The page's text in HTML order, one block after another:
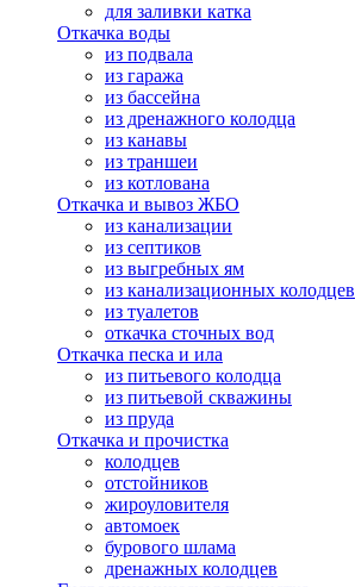
для заливки катка
Откачка воды
из подвала
из гаража
из бассейна
из дренажного колодца
из канавы
из траншеи
из котлована
Откачка и вывоз ЖБО
из канализации
из септиков
из выгребных ям
из канализационных колодцев
из туалетов
откачка сточных вод
Откачка песка и ила
из питьевого колодца
из питьевой скважины
из пруда
Откачка и прочистка
колодцев
отстойников
жироуловителя
автомоек
бурового шлама
дренажных колодцев